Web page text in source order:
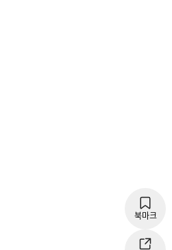
북마크